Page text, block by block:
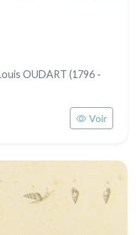
OUDART (1796 -
Voir